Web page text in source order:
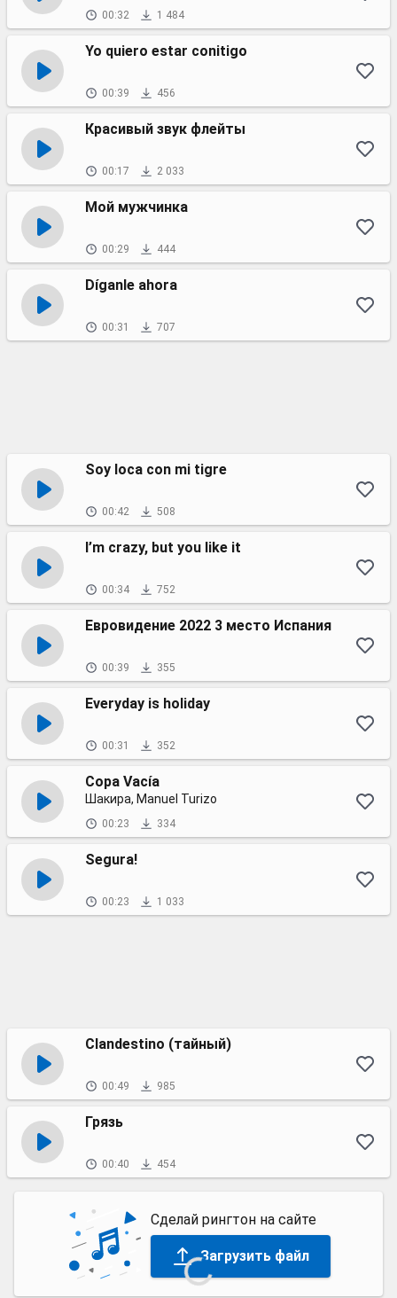
00:32 1 484
Yo quiero estar conitigo
00:39 456
Красивый звук флейты
00:17 2 033
Мой мужчинка
00:29 444
Díganle ahora
00:31 707
Soy loca con mi tigre
00:42 508
I’m crazy, but you like it
00:34 752
Евровидение 2022 3 место Испания
00:39 355
Everyday is holiday
00:31 352
Copa Vacía
Шакира, Manuel Turizo
00:23 334
Segura!
00:23 1 033
Clandestino (тайный)
00:49 985
Грязь
00:40 454
Сделай рингтон на сайте
Загрузить файл